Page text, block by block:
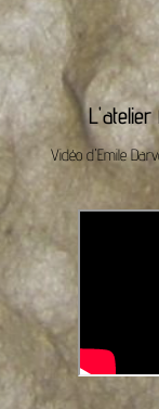
L'atelier
Vidéo d'Emile